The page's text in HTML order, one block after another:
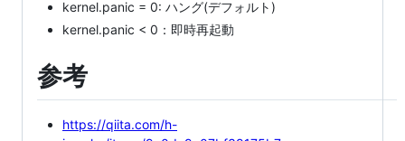
kernel.panic = 0: ハング(デフォルト)
kernel.panic < 0：即時再起動
参考
https://qiita.com/h-